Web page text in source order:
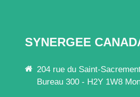
SYNERGEE
204 rue du Saint-
Bureau 300 - H2Y 1W8